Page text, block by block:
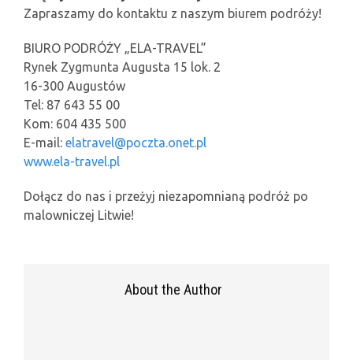
Zapraszamy do kontaktu z naszym biurem podróży!
BIURO PODRÓŻY „ELA-TRAVEL”
Rynek Zygmunta Augusta 15 lok. 2
16-300 Augustów
Tel: 87 643 55 00
Kom: 604 435 500
E-mail: elatravel@poczta.onet.pl
www.ela-travel.pl
Dołącz do nas i przeżyj niezapomnianą podróż po
malowniczej Litwie!
About the Author